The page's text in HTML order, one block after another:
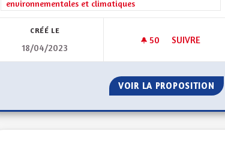
environnementales et climatiques
CRÉÉ LE
18/04/2023
50 50 ABONNÉS
SUIVRE
MONTRER
VOIR LA PROPOSITION